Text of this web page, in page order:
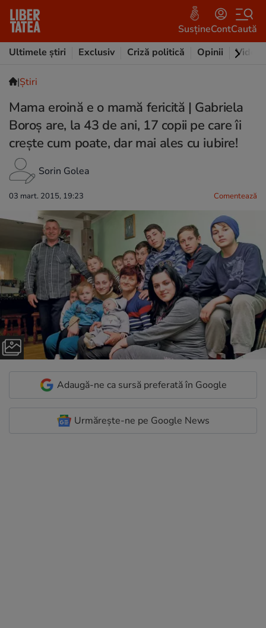
SusțineContCaută
Ultimele știri
Exclusiv Criză politică Opinii Video
|Ştiri
Mama eroină e o mamă fericită | Gabriela
Boroș are, la 43 de ani, 17 copii pe care îi
crește cum poate, dar mai ales cu iubire!
Sorin Golea
03 mart. 2015, 19:23 Comentează
Adaugă-ne ca sursă preferată în Google
Urmărește-ne pe Google News